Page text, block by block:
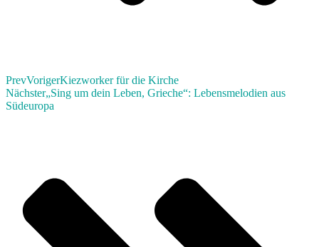
PrevVorigerKiezworker für die Kirche
Nächster„Sing um dein Leben, Grieche“: Lebensmelodien aus
Südeuropa